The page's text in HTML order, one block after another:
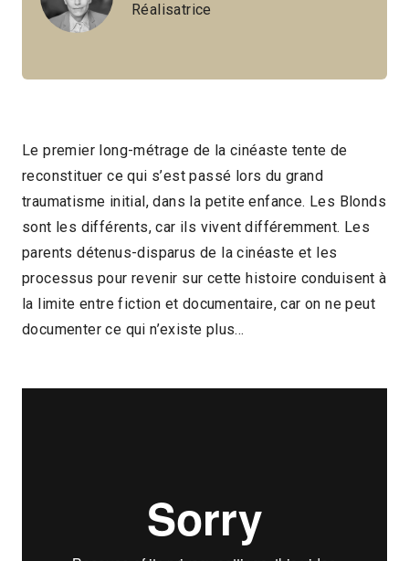
Le premier long-métrage de la cinéaste tente de
reconstituer ce qui s’est passé lors du grand
traumatisme initial, dans la petite enfance. Les Blonds
sont les différents, car ils vivent différemment. Les
parents détenus-disparus de la cinéaste et les
processus pour revenir sur cette histoire conduisent à
la limite entre fiction et documentaire, car on ne peut
documenter ce qui n’existe plus…
Réalisatrice